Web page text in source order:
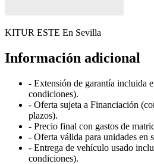
KITUR ESTE En Sevilla
Información adicional
- Extensión de garantía incluida
condiciones).
- Oferta sujeta a Financiación
plazos).
- Precio final con gastos de
- Oferta válida para unidades en
- Entrega de vehículo usado
condiciones).